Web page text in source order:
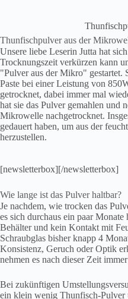
Thunfischpulver aus der
Unsere liebe Leserin Jutta hat
Trocknungszeit verkürzen kann
"Pulver aus der Mikro" gestartet.
Paste bei einer Leistung von
getrocknet, dabei immer mal
hat sie das Pulver gemahlen und
Mikrowelle nachgetrocknet.
gedauert haben, um aus der
herzustellen.
[newsletterbox][/newsletterbox]
Wie lange ist das Pulver haltbar?
Je nachdem, wie trocken das
es sich durchaus ein paar
Behälter und kein Kontakt mit
Schraubglas bisher knapp 4
Konsistenz, Geruch oder Optik
nehmen es nach dieser Zeit
Bei zukünftigen
ein klein wenig Thunfisch-Pulver